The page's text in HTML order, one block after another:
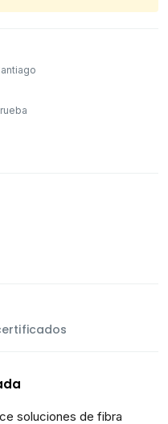
soluciones de fibra